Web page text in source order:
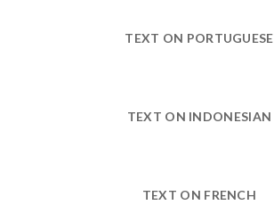
TEXT ON PORTUGUESE
TEXT ON INDONESIAN
TEXT ON FRENCH